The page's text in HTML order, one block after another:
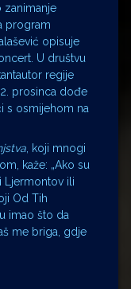
zanimanje
program
opisuje
U društvu
regije
prosinca dođe
s osmijehom na
, koji mnogi
kaže: „Ako su
Ljermontov ili
Od Tih
imao što da
me briga, gdje